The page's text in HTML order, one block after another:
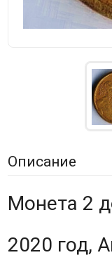
Описание
Монета 2
2020 год,